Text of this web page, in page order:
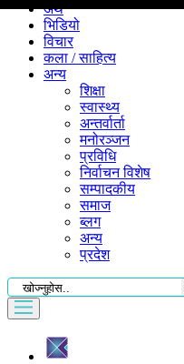
अर्थ
भिडियो
विचार
कला / साहित्य
अन्य
शिक्षा
स्वास्थ्य
अन्तर्वार्ता
मनोरञ्जन
प्रविधि
निर्वाचन विशेष
सम्पादकीय
समाज
ब्लग
अन्य
प्रदेश